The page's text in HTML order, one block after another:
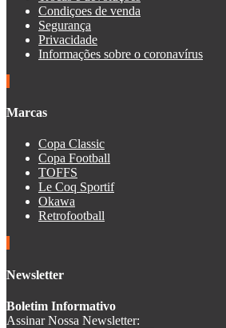
Condiçoes de venda
Segurança
Privacidade
Informações sobre o coronavírus
Marcas
Copa Classic
Copa Football
TOFFS
Le Coq Sportif
Okawa
Retrofootball
Newsletter
Boletim Informativo
Assinar Nossa Newsletter: